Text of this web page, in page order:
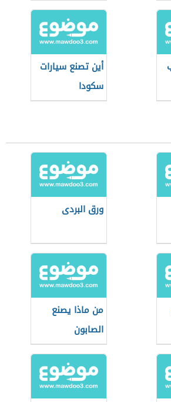
أين تصنع سيارات
سكودا
ورق البردى
من ماذا يصنع
الصابون